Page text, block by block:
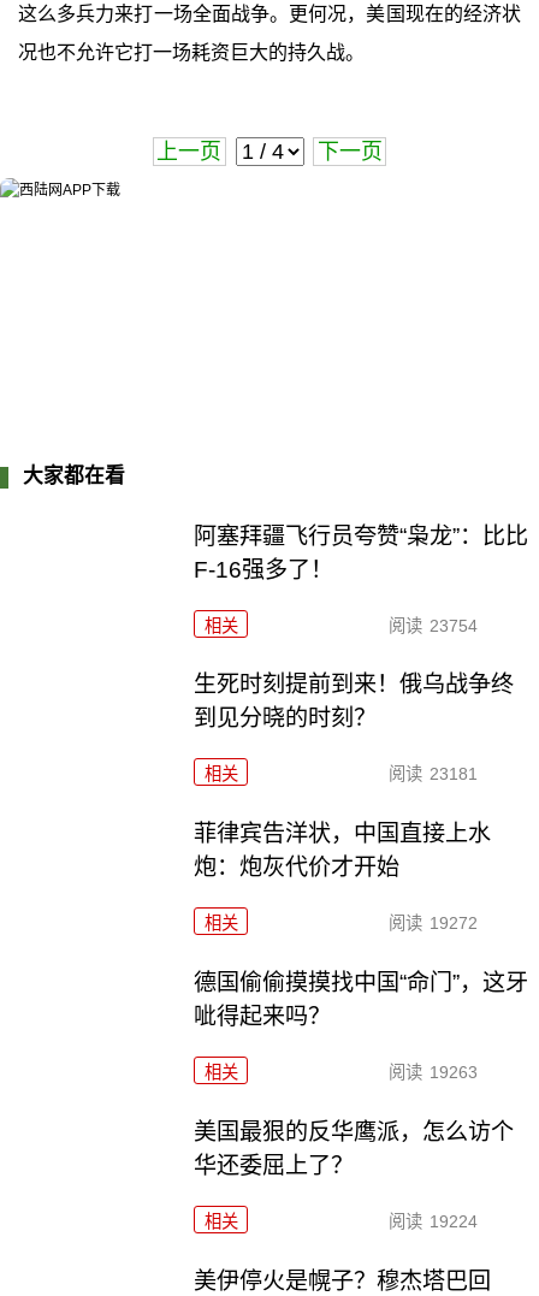
这么多兵力来打一场全面战争。更何况，美国现在的经济状
况也不允许它打一场耗资巨大的持久战。
上一页 下一页
大家都在看
阿塞拜疆飞行员夸赞“枭龙”：比比
F-16强多了！
相关 阅读 23754
生死时刻提前到来！俄乌战争终
到见分晓的时刻？
相关 阅读 23181
菲律宾告洋状，中国直接上水
炮：炮灰代价才开始
相关 阅读 19272
德国偷偷摸摸找中国“命门”，这牙
呲得起来吗？
相关 阅读 19263
美国最狠的反华鹰派，怎么访个
华还委屈上了？
相关 阅读 19224
美伊停火是幌子？穆杰塔巴回